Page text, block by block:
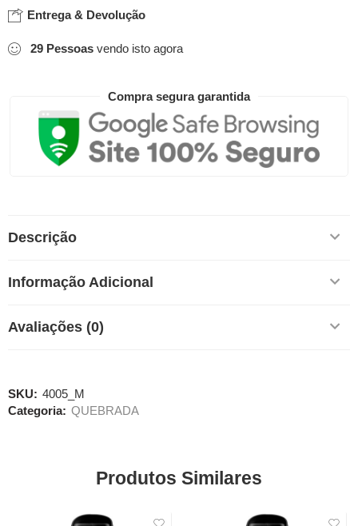
Entrega & Devolução
29 Pessoas vendo isto agora
Compra segura garantida
Descrição
Informação Adicional
Avaliações (0)
SKU: 4005_M
Categoria: QUEBRADA
Produtos Similares